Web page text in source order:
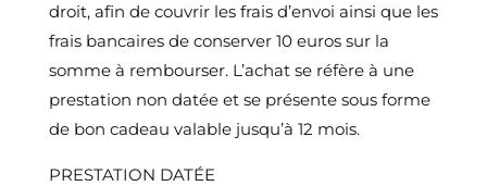
droit, afin de couvrir les frais d’envoi ainsi que les
frais bancaires de conserver 10 euros sur la
somme à rembourser. L’achat se réfère à une
prestation non datée et se présente sous forme
de bon cadeau valable jusqu’à 12 mois.
PRESTATION DATÉE